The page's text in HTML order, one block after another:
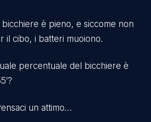
è pieno, e siccome non
il cibo, i batteri muoiono.
percentuale del bicchiere è
un attimo…